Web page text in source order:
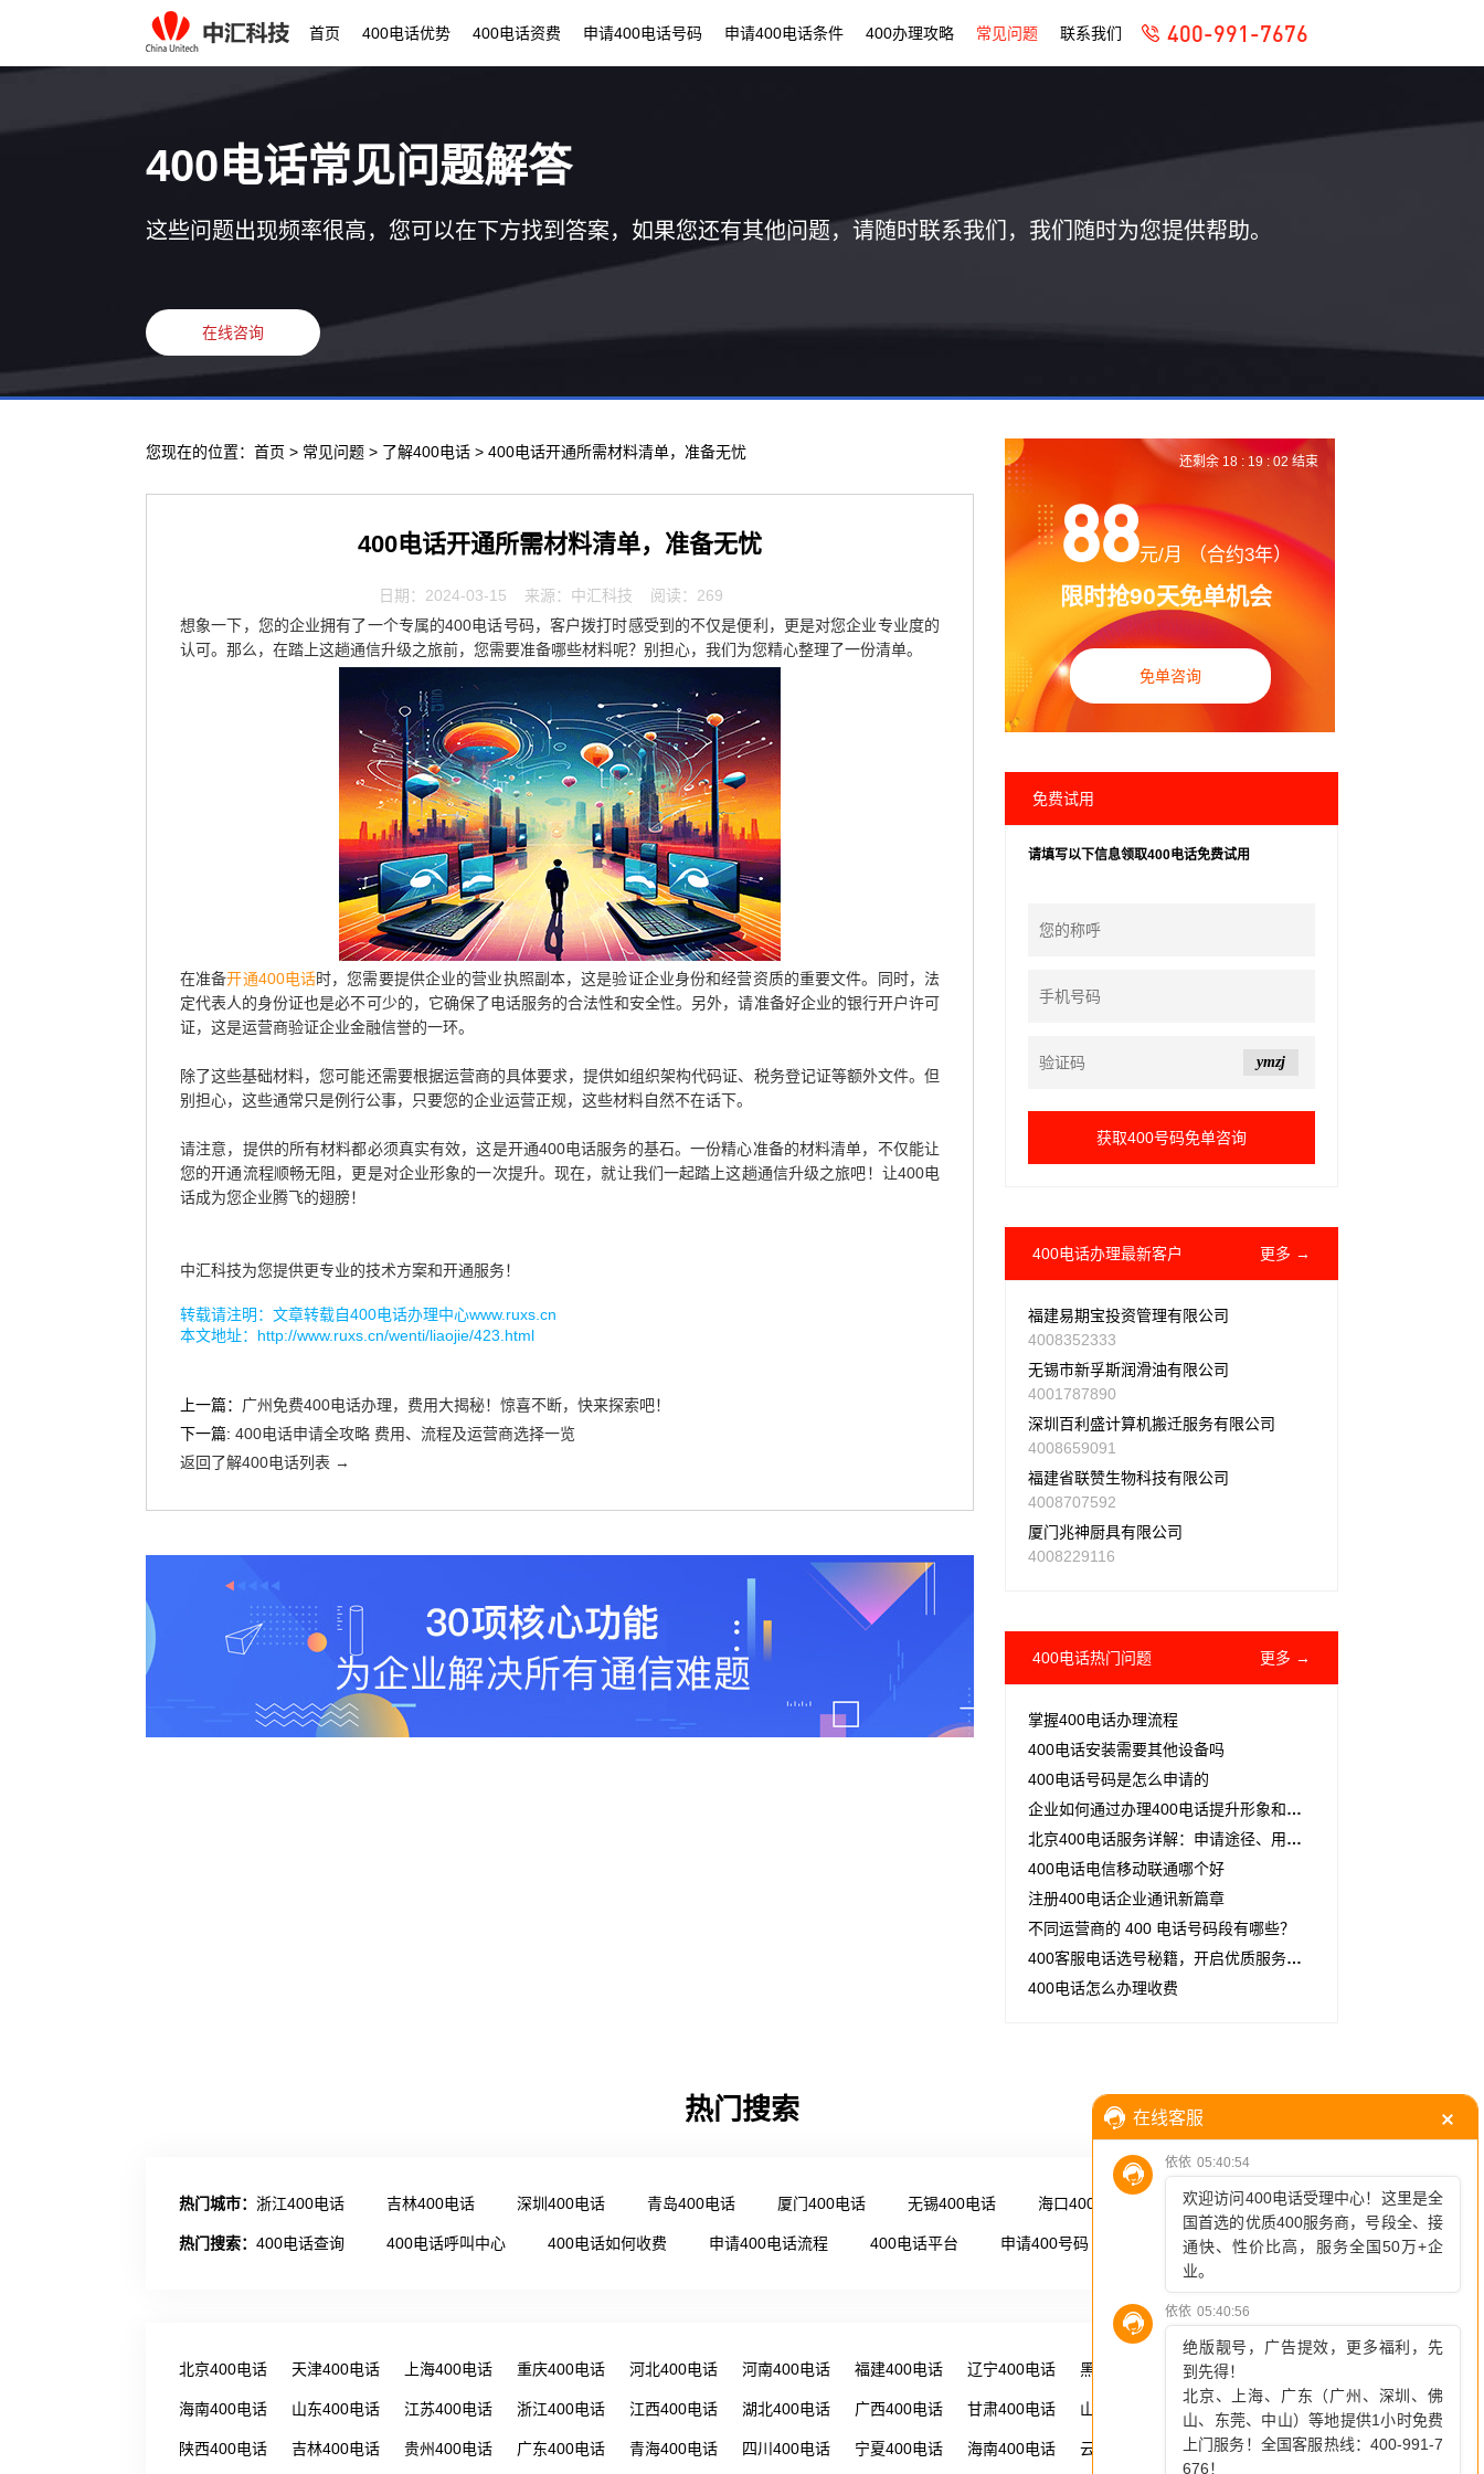
首页 400电话优势 400电话资费 申请400电话号码 申请400电话条件 400办理攻略 常见问题 联系我们 400-991-7676
400电话常见问题解答
这些问题出现频率很高，您可以在下方找到答案，如果您还有其他问题，请随时联系我们，我们随时为您提供帮助。
在线咨询
您现在的位置： 首页 > 常见问题 > 了解400电话 > 400电话开通所需材料清单，准备无忧
400电话开通所需材料清单，准备无忧
日期：2024-03-15 来源：中汇科技 阅读：269
想象一下，您的企业拥有了一个专属的400电话号码，客户拨打时感受到的不仅是便利，更是对您企业专业度的
认可。那么，在踏上这趟通信升级之旅前，您需要准备哪些材料呢？别担心，我们为您精心整理了一份清单。
在准备开通400电话时，您需要提供企业的营业执照副本，这是验证企业身份和经营资质的重要文件。同时，法
定代表人的身份证也是必不可少的，它确保了电话服务的合法性和安全性。另外，请准备好企业的银行开户许可
证，这是运营商验证企业金融信誉的一环。
除了这些基础材料，您可能还需要根据运营商的具体要求，提供如组织架构代码证、税务登记证等额外文件。但
别担心，这些通常只是例行公事，只要您的企业运营正规，这些材料自然不在话下。
请注意，提供的所有材料都必须真实有效，这是开通400电话服务的基石。一份精心准备的材料清单，不仅能让
您的开通流程顺畅无阻，更是对企业形象的一次提升。现在，就让我们一起踏上这趟通信升级之旅吧！让400电
话成为您企业腾飞的翅膀！
中汇科技为您提供更专业的技术方案和开通服务！
转载请注明：文章转载自400电话办理中心www.ruxs.cn
本文地址： http://www.ruxs.cn/wenti/liaojie/423.html
上一篇： 广州免费400电话办理，费用大揭秘！惊喜不断，快来探索吧！
下一篇: 400电话申请全攻略 费用、流程及运营商选择一览
返回了解400电话列表 →
88元/月 （合约3年）
限时抢90天免单机会
免单咨询
还剩余 18 : 19 :01 结束
免费试用
请填写以下信息领取400电话免费试用
ymzj
400电话办理最新客户 更多 →
福建易期宝投资管理有限公司
4008352333
无锡市新孚斯润滑油有限公司
4001787890
深圳百利盛计算机搬迁服务有限公司
4008659091
福建省联赞生物科技有限公司
4008707592
厦门兆神厨具有限公司
4008229116
400电话热门问题 更多 →
掌握400电话办理流程
400电话安装需要其他设备吗
400电话号码是怎么申请的
企业如何通过办理400电话提升形象和服务质量？详细解析运营商与代理商办理流程
北京400电话服务详解：申请途径、用途及企业形象提升指南
400电话电信移动联通哪个好
注册400电话企业通讯新篇章
不同运营商的 400 电话号码段有哪些？
400客服电话选号秘籍，开启优质服务新征程
400电话怎么办理收费
热门搜索
热门城市： 浙江400电话 吉林400电话 深圳400电话 青岛400电话 厦门400电话 无锡400电话 海口400电话 更多 →
热门搜索： 400电话查询 400电话呼叫中心 400电话如何收费 申请400电话流程 400电话平台 申请400号码 更多 →
北京400电话 天津400电话 上海400电话 重庆400电话 河北400电话 河南400电话 福建400电话 辽宁400电话 黑龙江400电话 湖南400电话
海南400电话 山东400电话 江苏400电话 浙江400电话 江西400电话 湖北400电话 广西400电话 甘肃400电话 山西400电话 内蒙古400电话
陕西400电话 吉林400电话 贵州400电话 广东400电话 青海400电话 四川400电话 宁夏400电话 海南400电话 云南400电话